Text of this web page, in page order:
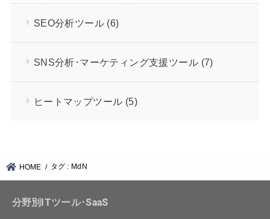
SEO分析ツール (6)
SNS分析･マーケティング支援ツール (7)
ヒートマップツール (5)
HOME タグ : MdN
分野別ITツール･SaaS